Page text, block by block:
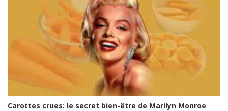
Carottes crues: le secret bien-être de Marilyn Monroe